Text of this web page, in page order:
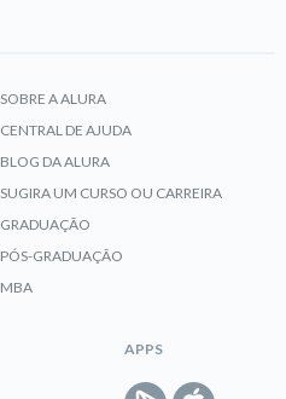
SOBRE A ALURA
CENTRAL DE AJUDA
BLOG DA ALURA
SUGIRA UM CURSO OU CARREIRA
GRADUAÇÃO
PÓS-GRADUAÇÃO
MBA
APPS